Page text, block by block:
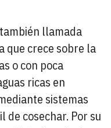
llamada
que crece sobre la
o con poca
ricas en
sistemas
de cosechar. Por su